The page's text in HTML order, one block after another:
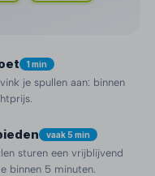
1 min
je spullen aan: binnen
vaak 5 min
sturen een vrijblijvend
binnen 5 minuten.